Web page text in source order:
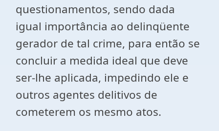
questionamentos, sendo dada
igual importância ao delinqüente
gerador de tal crime, para então se
concluir a medida ideal que deve
ser-lhe aplicada, impedindo ele e
outros agentes delitivos de
cometerem os mesmo atos.